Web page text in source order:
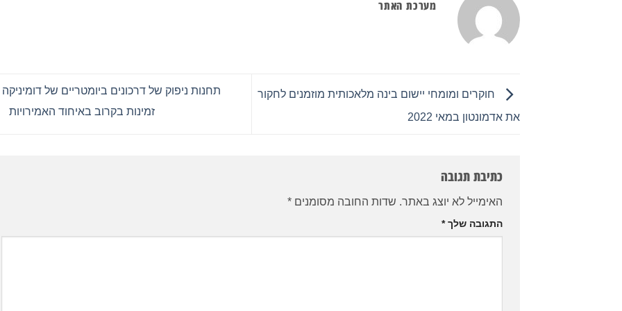
מערכת האתר
חוקרים ומומחי יישום בינה מלאכותית מוזמנים לחקור
את אדמונטון במאי 2022
תחנות ניפוק של דרכונים ביומטריים של דומיניקה
זמינות בקרוב באיחוד האמירויות
כתיבת תגובה
האימייל לא יוצג באתר. שדות החובה מסומנים *
התגובה שלך*